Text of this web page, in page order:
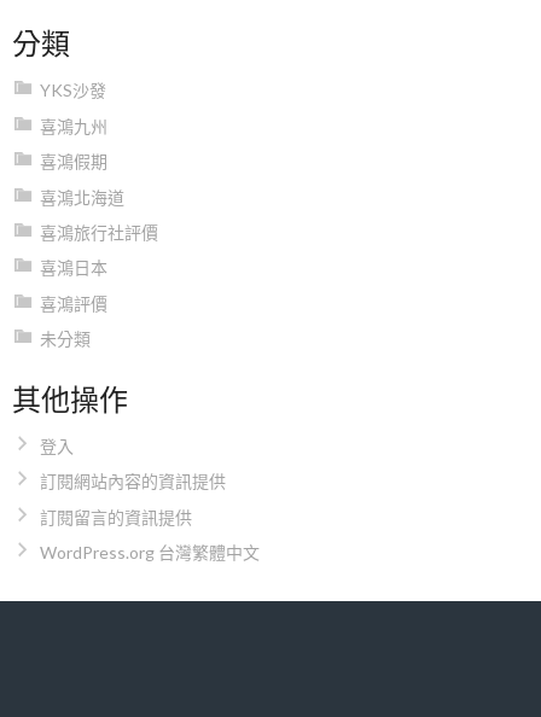
分類
YKS沙發
喜鴻九州
喜鴻假期
喜鴻北海道
喜鴻旅行社評價
喜鴻日本
喜鴻評價
未分類
其他操作
登入
訂閱網站內容的資訊提供
訂閱留言的資訊提供
WordPress.org 台灣繁體中文